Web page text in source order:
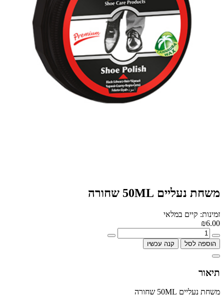
משחת נעליים 50ML שחורה
זמינות: קיים במלאי
₪6.00
הוספה לסל קנה עכשיו
תיאור
משחת נעליים 50ML שחורה